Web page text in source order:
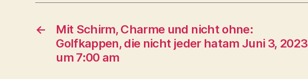
←
Mit Schirm, Charme und nicht ohne:
Golfkappen, die nicht jeder hatam Juni 3, 2023
um 7:00 am